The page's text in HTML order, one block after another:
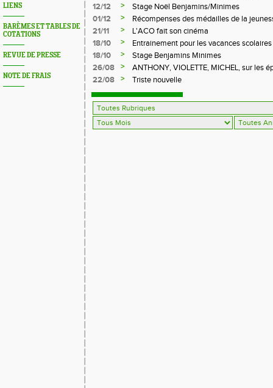
LIENS
BARÈMES ET TABLES DE
COTATIONS
REVUE DE PRESSE
NOTE DE FRAIS
12/12
>
Stage Noël Benjamins/Minimes
01/12
>
Récompenses des médailles de la
21/11
>
L'ACO fait son cinéma
18/10
>
Entrainement pour les vacances scolaires
18/10
>
Stage Benjamins Minimes
26/08
>
ANTHONY, VIOLETTE, MICHEL, sur les
FFA
22/08 > Triste nouvelle